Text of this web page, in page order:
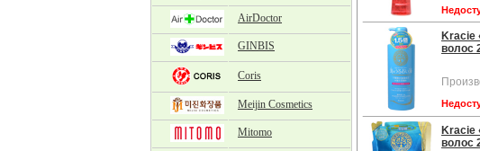
AirDoctor
GINBIS
Coris
Meijin Cosmetics
Mitomo
Kracie
волос
Kracie
волос